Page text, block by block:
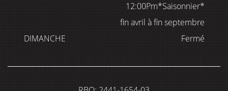
12:00Pm*Saisonnier*
fin avril à fin septembre
DIMANCHE
Fermé